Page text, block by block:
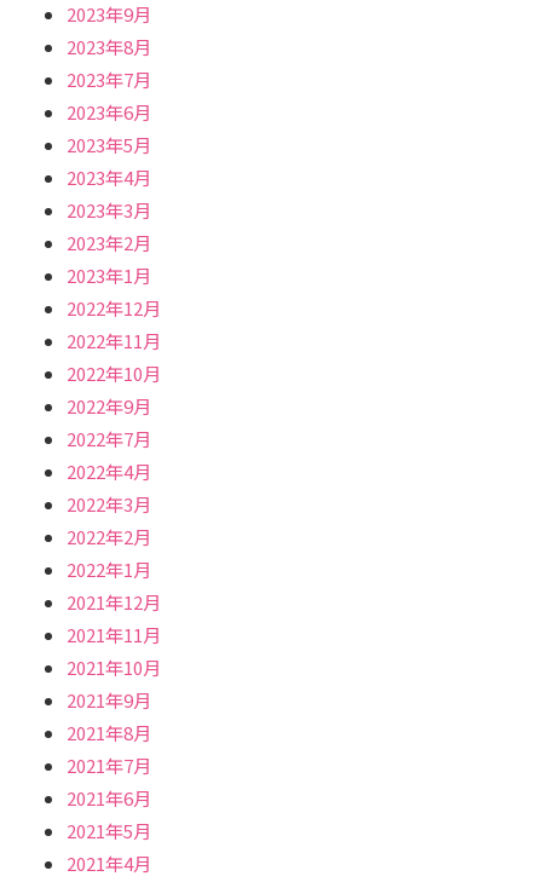
2023年9月
2023年8月
2023年7月
2023年6月
2023年5月
2023年4月
2023年3月
2023年2月
2023年1月
2022年12月
2022年11月
2022年10月
2022年9月
2022年7月
2022年4月
2022年3月
2022年2月
2022年1月
2021年12月
2021年11月
2021年10月
2021年9月
2021年8月
2021年7月
2021年6月
2021年5月
2021年4月